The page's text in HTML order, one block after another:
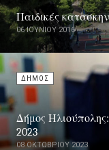
Παιδικές
06 ΙΟΥΝΊΟΥ 2016
ΔΗΜΟΣ
Δήμος
2023
08 ΟΚΤΩΒΡΊΟΥ 2023